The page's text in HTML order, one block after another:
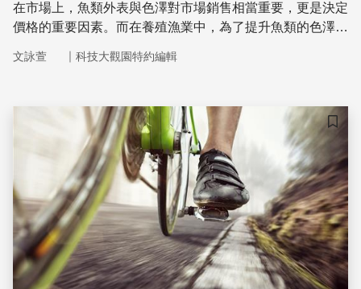
在市場上，魚類外表與色澤對市場銷售相當重要，更是決定
價格的重要因素。而在養殖漁業中，為了提升魚類的色澤，
技大學水產養殖系洪明昌副教授與研究團隊，為增豔劑找到
新工具給增豔飼料產業使用，也有效解決臺灣甲殼類廢棄物
回收問題，促進資源再利用。
文詠萱 ｜ 科技大觀園特約編輯
儲存